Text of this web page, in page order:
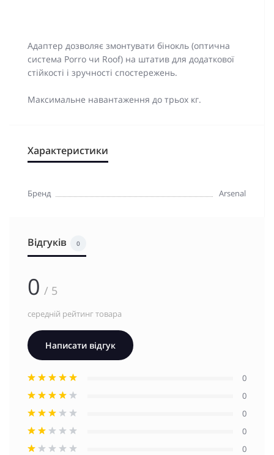
Адаптер дозволяє змонтувати бінокль (оптична
система Porro чи Roof) на штатив для додаткової
стійкості і зручності спостережень.
Максимальне навантаження до трьох кг.
Характеристики
Бренд Arsenal
Відгуків 0
0 / 5
середній рейтинг товара
Написати відгук
0
0
0
0
0